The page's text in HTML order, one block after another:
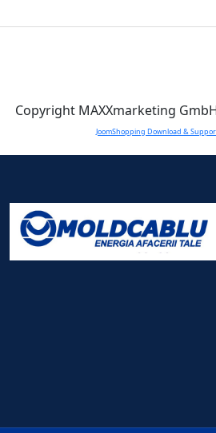
Copyright MAXXmarketing
JoomShopping Download &